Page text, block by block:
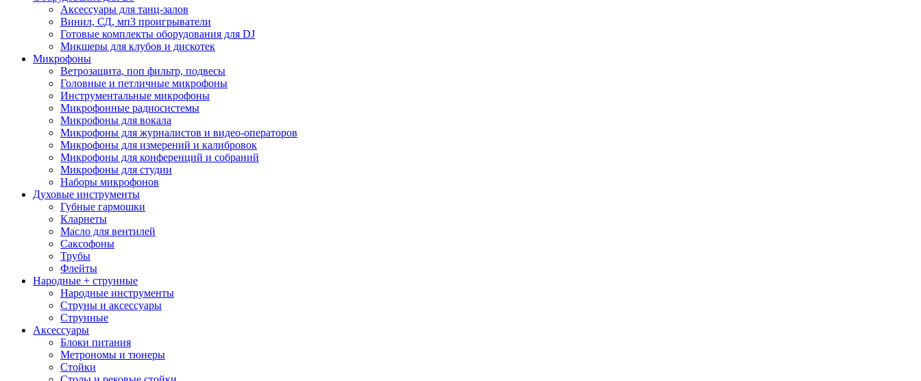
Аксессуары для танц-залов
Винил, СД, мп3 проигрыватели
Готовые комплекты оборудования для DJ
Микшеры для клубов и дискотек
Микрофоны
Ветрозащита, поп фильтр, подвесы
Головные и петличные микрофоны
Инструментальные микрофоны
Микрофонные радиосистемы
Микрофоны для вокала
Микрофоны для журналистов и видео-операторов
Микрофоны для измерений и калибровок
Микрофоны для конференций и собраний
Микрофоны для студии
Наборы микрофонов
Духовые инструменты
Губные гармошки
Кларнеты
Масло для вентилей
Саксофоны
Трубы
Флейты
Народные + струнные
Народные инструменты
Струны и аксессуары
Струнные
Аксессуары
Блоки питания
Метрономы и тюнеры
Стойки